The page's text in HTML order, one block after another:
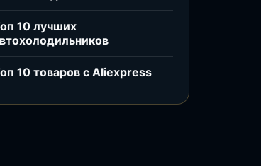
10 лучших
10 товаров с Aliexpress